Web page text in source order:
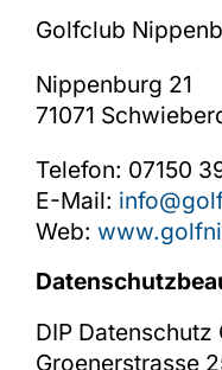
Golfclub
Nippenburg 21
71071
Telefon: 07150
E-Mail:
Web:
DIP Datenschutz
Groenerstrasse